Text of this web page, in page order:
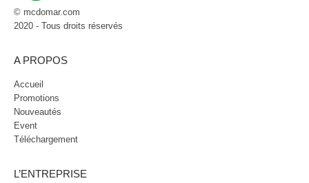
© mcdomar.com
2020 - Tous droits réservés
A PROPOS
Accueil
Promotions
Nouveautés
Event
Téléchargement
L’ENTREPRISE